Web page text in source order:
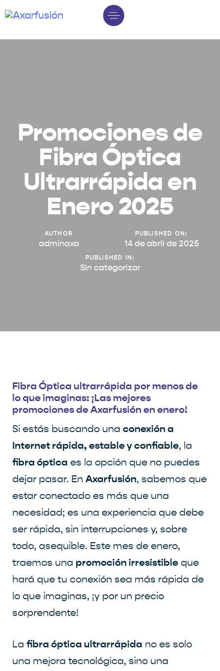
Promociones de
Fibra Óptica
Ultrarrápida en
Enero 2025
AUTHOR
adminaxa
PUBLISHED ON:
14 de abril de 2025
PUBLISHED IN:
Sin categorizar
Fibra Óptica ultrarrápida por menos de
lo que imaginas: ¡Las mejores
promociones de Axarfusión en enero!
Si estás buscando una conexión a
Internet rápida, estable y confiable, la
fibra óptica es la opción que no puedes
dejar pasar. En Axarfusión, sabemos que
estar conectado es más que una
necesidad; es una experiencia que debe
ser rápida, sin interrupciones y, sobre
todo, asequible. Este mes de enero,
traemos una promoción irresistible que
hará que tu conexión sea más rápida de
lo que imaginas, ¡y por un precio
sorprendente!
La fibra óptica ultrarrápida no es solo
una mejora tecnológica, sino una